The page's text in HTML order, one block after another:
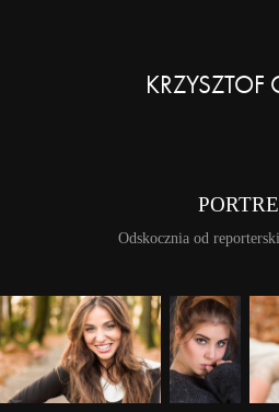
KRZYSZTOF
Odskocznia od